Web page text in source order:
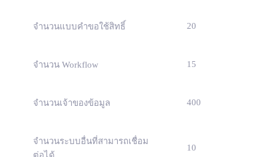
จำนวนแบบคำขอใช้สิทธิ์ 20
จำนวน Workflow 15
จำนวนเจ้าของข้อมูล 400
จำนวนระบบอื่นที่สามารถเชื่อม
10